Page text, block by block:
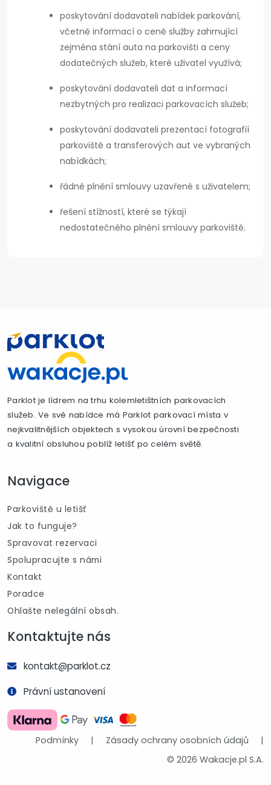
poskytování dodavateli nabídek parkování,
včetně informací o ceně služby zahrnující
zejména stání auta na parkovišti a ceny
dodatečných služeb, které uživatel využívá;
poskytování dodavateli dat a informací
nezbytných pro realizaci parkovacích služeb;
poskytování dodavateli prezentací fotografií
parkoviště a transferových aut ve vybraných
nabídkách;
řádné plnění smlouvy uzavřené s uživatelem;
řešení stížností, které se týkají
nedostatečného plnění smlouvy parkoviště.
Parklot je lídrem na trhu kolemletištních parkovacích
služeb. Ve své nabídce má Parklot parkovací místa v
nejkvalitnějších objektech s vysokou úrovní bezpečnosti
a kvalitní obsluhou poblíž letišť po celém světě.
Navigace
Parkoviště u letišť
Jak to funguje?
Spravovat rezervaci
Spolupracujte s námi
Kontakt
Poradce
Ohlašte nelegální obsah.
Kontaktujte nás
kontakt@parklot.cz
Právní ustanovení
Podmínky | Zásady ochrany osobních údajů
|
© 2026 Wakacje.pl S.A.